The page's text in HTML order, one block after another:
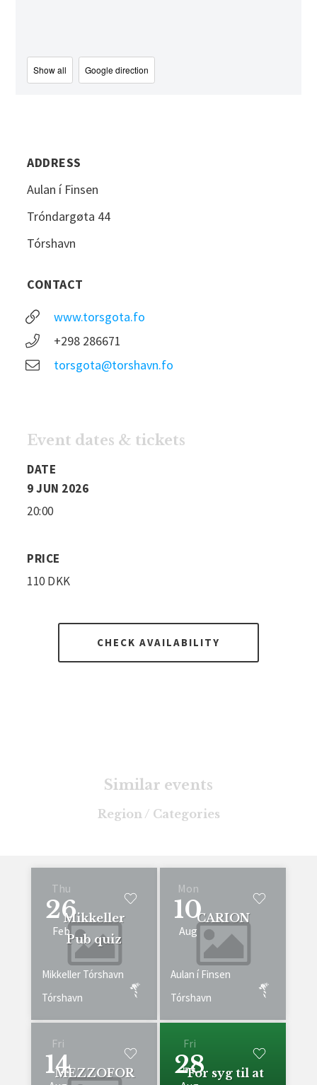
Show all Google direction
ADDRESS
Aulan í Finsen
Tróndargøta 44
Tórshavn
CONTACT
www.torsgota.fo
+298 286671
torsgota@torshavn.fo
Event dates & tickets
DATE
9 JUN 2026
20:00
PRICE
110 DKK
CHECK AVAILABILITY
Similar events
Region / Categories
Thu
26
Feb
Mikkeller
Pub quiz
Mikkeller Tórshavn
Tórshavn
Mon
10
Aug
CARION
Aulan í Finsen
Tórshavn
Fri
14
MEZZOFOR
Fri
28
"For syg til at